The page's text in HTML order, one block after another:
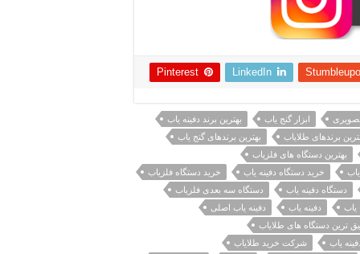
LinkedIn
Pinterest
ابزار گنج یاب
بهترین برند دفینه یاب
برندهای طلایاب
بهترین برندهای گنج یاب
بهترین دستگاه های فلزیاب
خرید دستگاه دفینه یاب
خرید دستگاه فلزیاب
دستگاه دفینه یاب
دستگاه سه بعدی فلزیاب
یاب
دفینه یاب
دفینه یاب اصلی
ترین دستگاه های طلایاب
یاب
شرکت خرید طلایاب